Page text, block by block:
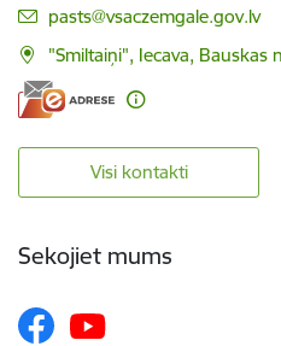
E-pasts:
pasts@vsaczemgale.gov.lv
"Smiltaiņi", Iecava, Bauskas
Visi kontakti
Sekojiet mums